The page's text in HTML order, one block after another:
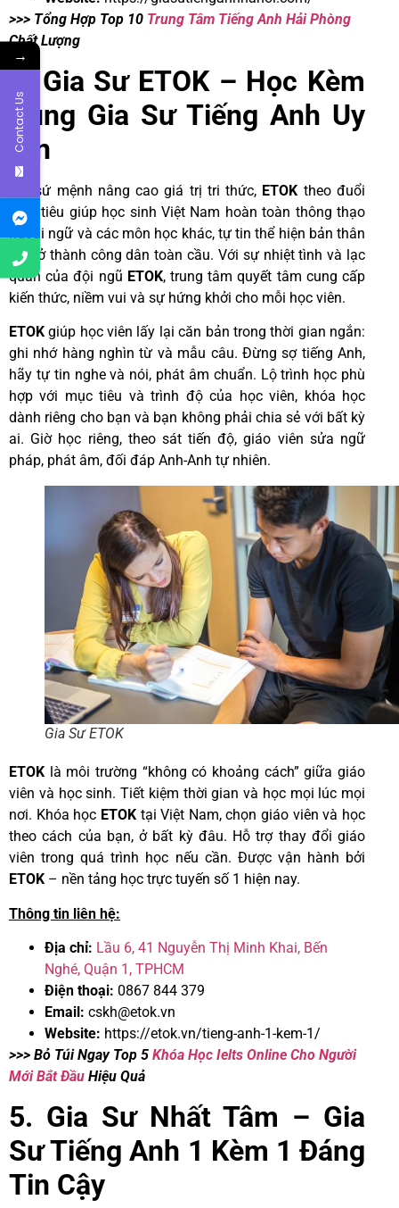
>>> Tổng Hợp Top 10 Trung Tâm Tiếng Anh Hải Phòng
Chất Lượng
4. Gia Sư ETOK – Học Kèm
Cùng Gia Sư Tiếng Anh Uy
Tín
Với sứ mệnh nâng cao giá trị tri thức, ETOK theo đuổi
mục tiêu giúp học sinh Việt Nam hoàn toàn thông thạo
ngoại ngữ và các môn học khác, tự tin thể hiện bản thân
và trở thành công dân toàn cầu. Với sự nhiệt tình và lạc
quan của đội ngũ ETOK, trung tâm quyết tâm cung cấp
kiến ​​thức, niềm vui và sự hứng khởi cho mỗi học viên.
ETOK giúp học viên lấy lại căn bản trong thời gian ngắn:
ghi nhớ hàng nghìn từ và mẫu câu. Đừng sợ tiếng Anh,
hãy tự tin nghe và nói, phát âm chuẩn. Lộ trình học phù
hợp với mục tiêu và trình độ của học viên, khóa học
dành riêng cho bạn và bạn không phải chia sẻ với bất kỳ
ai. Giờ học riêng, theo sát tiến độ, giáo viên sửa ngữ
pháp, phát âm, đối đáp Anh-Anh tự nhiên.
Gia Sư ETOK
ETOK là môi trường “không có khoảng cách” giữa giáo
viên và học sinh. Tiết kiệm thời gian và học mọi lúc mọi
nơi. Khóa học ETOK tại Việt Nam, chọn giáo viên và học
theo cách của bạn, ở bất kỳ đâu. Hỗ trợ thay đổi giáo
viên trong quá trình học nếu cần. Được vận hành bởi
ETOK – nền tảng học trực tuyến số 1 hiện nay.
Thông tin liên hệ:
Địa chỉ: Lầu 6, 41 Nguyễn Thị Minh Khai, Bến
Nghé, Quận 1, TPHCM
Điện thoại: 0867 844 379
Email: cskh@etok.vn
Website: https://etok.vn/tieng-anh-1-kem-1/
>>> Bỏ Túi Ngay Top 5 Khóa Học Ielts Online Cho Người
Mới Bắt Đầu Hiệu Quả
5. Gia Sư Nhất Tâm – Gia
Sư Tiếng Anh 1 Kèm 1 Đáng
Tin Cậy
→
Contact Us